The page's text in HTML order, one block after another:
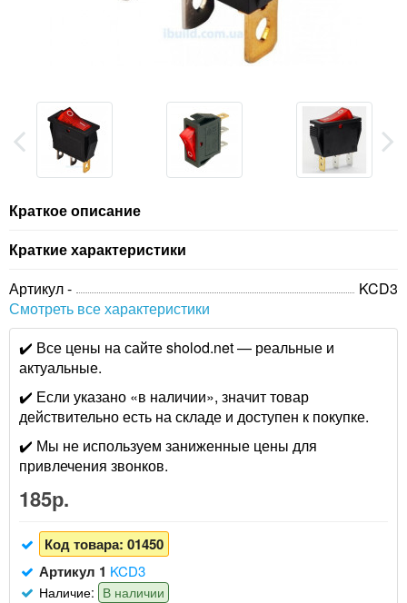
Краткое описание
Краткие характеристики
Артикул -
KCD3
Смотреть все характеристики
✔️ Все цены на сайте sholod.net — реальные и
актуальные.
✔️ Если указано «в наличии», значит товар
действительно есть на складе и доступен к покупке.
✔️ Мы не используем заниженные цены для
привлечения звонков.
185р.
Код товара: 01450
Артикул 1 KCD3
Наличие: В наличии